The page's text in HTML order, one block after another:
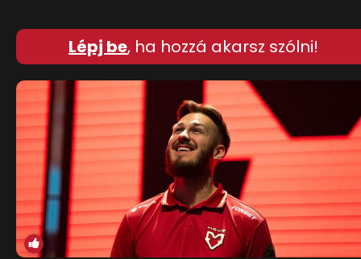
Lépj be, ha hozzá akarsz szólni!